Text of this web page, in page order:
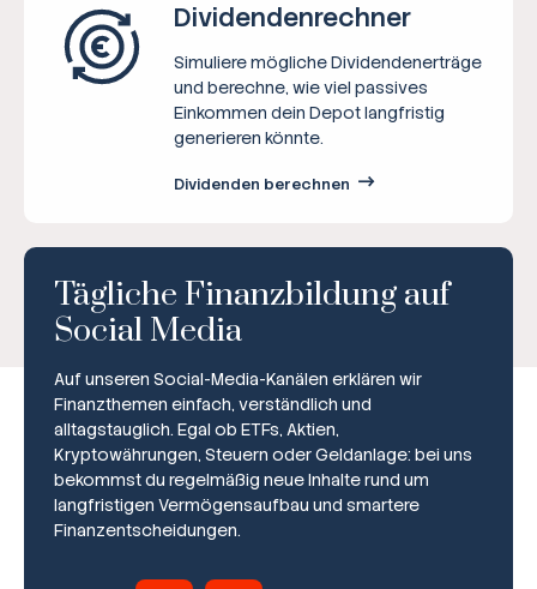
Broker-Vergleich
Dividenden­rechner
Simuliere mögliche Dividendenerträge
und berechne, wie viel passives
Einkommen dein Depot langfristig
generieren könnte.
Dividenden berechnen
Tägliche Finanzbildung auf
Social Media
Auf unseren Social-Media-Kanälen erklären wir
Finanzthemen einfach, verständlich und
alltagstauglich. Egal ob ETFs, Aktien,
Kryptowährungen, Steuern oder Geldanlage: bei uns
bekommst du regelmäßig neue Inhalte rund um
langfristigen Vermögensaufbau und smartere
Finanzentscheidungen.